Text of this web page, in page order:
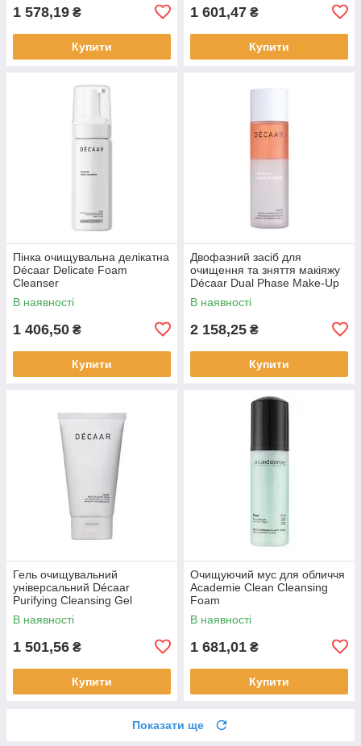
1 578,19 ₴
Купити
1 601,47 ₴
Купити
Пінка очищувальна делікатна
Décaar Delicate Foam
Cleanser
В наявності
1 406,50 ₴
Купити
Двофазний засіб для
очищення та зняття макіяжу
Décaar Dual Phase Make-Up
Remover
В наявності
2 158,25 ₴
Купити
Гель очищувальний
універсальний Décaar
Purifying Cleansing Gel
В наявності
1 501,56 ₴
Купити
Очищуючий мус для обличчя
Academie Clean Cleansing
Foam
В наявності
1 681,01 ₴
Купити
Показати ще